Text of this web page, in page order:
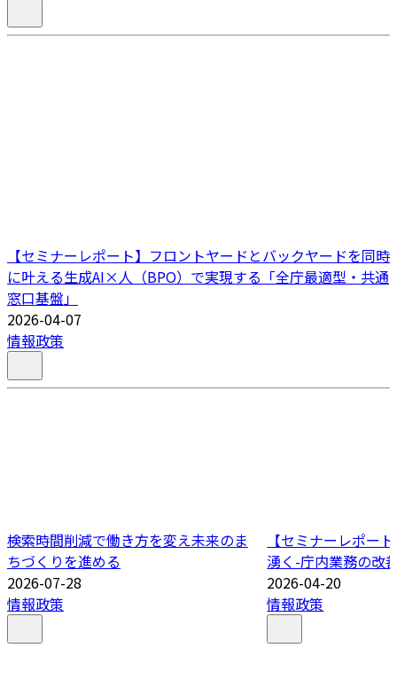
【セミナーレポート】フロントヤードとバックヤードを同時
に叶える生成AI×人（BPO）で実現する「全庁最適型・共通
窓口基盤」
2026-04-07
情報政策
検索時間削減で働き方を変え未来のま
ちづくりを進める
2026-07-28
情報政策
【セミナーレポー
湧く-庁内業務の改
2026-04-20
情報政策